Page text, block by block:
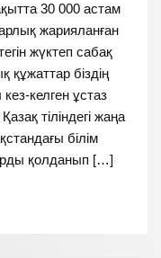
30 000 астам
жарияланған
жүктеп сабақ
біздің
келген ұстаз
тіліндегі жаңа
білім
қолданып […]